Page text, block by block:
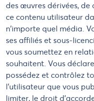
des œuvres dérivées,
ce contenu utilisateur
n'importe quel média.
ses affiliés et sous-
vous soumettez en
souhaitent. Vous
possédez et contrôlez
l'utilisateur que vous
limiter, le droit